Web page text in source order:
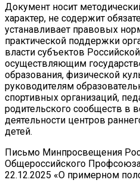
Документ носит
характер, не содержит
устанавливает правовых
практической поддержки
власти субъектов
осуществляющим
образования, физической
руководителям
спортивных организаций,
родительского сообществ в
деятельности центров
детей.
Письмо Минпросвещения
Общероссийского
22.12.2025 «О примерном